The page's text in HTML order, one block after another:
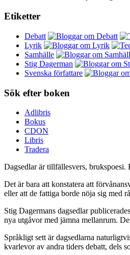
Etiketter
Debatt
Lyrik
Samhälle
Stig Dagerman
Svenska författare
Sök efter boken
Adlibris
Bokus
CDON
Libris
Tradera
Dagsedlar är tillfällesvers, brukspoesi.
Det är bara att konstatera att
eller att de fattiga borde nöja sig med
Stig Dagermans dagsedlar
nya utgåvor med jämna mellanrum.
Språkligt sett är dagsedlarna
kvarlevor av andra tiders debatt, dels